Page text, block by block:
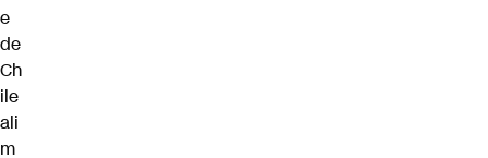
e
de
Ch
ile
ali
m